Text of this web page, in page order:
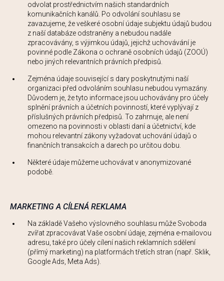
odvolat prostřednictvím našich standardních
komunikačních kanálů. Po odvolání souhlasu se
zavazujeme, že veškeré osobní údaje subjektu údajů budou
z naší databáze odstraněny a nebudou nadále
zpracovávány, s výjimkou údajů, jejichž uchovávání je
povinné podle Zákona o ochraně osobních údajů (ZOOÚ)
nebo jiných relevantních právních předpisů.
Zejména údaje související s dary poskytnutými naší
organizaci před odvoláním souhlasu nebudou vymazány.
Důvodem je, že tyto informace jsou uchovávány pro účely
splnění právních a účetních povinností, které vyplývají z
příslušných právních předpisů. To zahrnuje, ale není
omezeno na povinnosti v oblasti daní a účetnictví, kde
mohou relevantní zákony vyžadovat uchování údajů o
finančních transakcích a darech po určitou dobu.
Některé údaje můžeme uchovávat v anonymizované
podobě.
MARKETING A CÍLENÁ REKLAMA
Na základě Vašeho výslovného souhlasu může Svoboda
zvířat zpracovávat Vaše osobní údaje, zejména e-mailovou
adresu, také pro účely cílení našich reklamních sdělení
(přímý marketing) na platformách třetích stran (např. Sklik,
Google Ads, Meta Ads).